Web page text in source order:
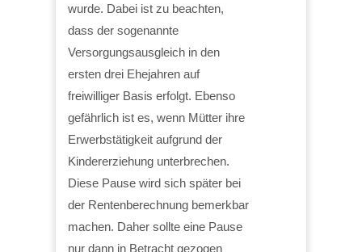
wurde. Dabei ist zu beachten,
dass der sogenannte
Versorgungsausgleich in den
ersten drei Ehejahren auf
freiwilliger Basis erfolgt. Ebenso
gefährlich ist es, wenn Mütter ihre
Erwerbstätigkeit aufgrund der
Kindererziehung unterbrechen.
Diese Pause wird sich später bei
der Rentenberechnung bemerkbar
machen. Daher sollte eine Pause
nur dann in Betracht gezogen